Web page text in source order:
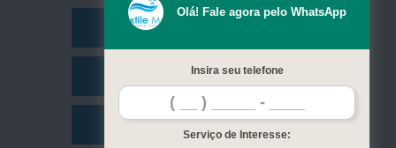
Missão
Olá! Fale agora pelo WhatsApp
Insira seu telefone
Serviço de Interesse: